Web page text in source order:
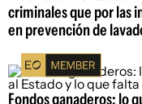
criminales que por las
en prevención de
Fondos ganaderos: lo